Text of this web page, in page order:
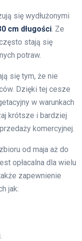
się wydłużonymi
cm długości. Ze
stają się
potraw.
się tym, że nie
Dzięki tej cesze
w warunkach
krótsze i bardziej
komercyjnej.
od maja aż do
opłacalna dla wielu
zapewnienie
jak: